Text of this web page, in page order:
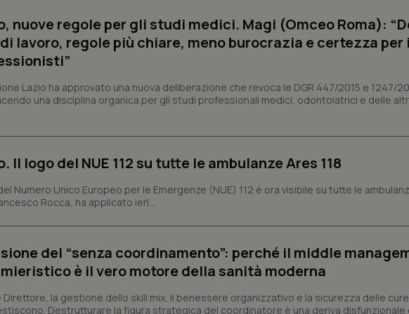
nuove regole per gli studi medici. Magi (Omceo Roma):
lavoro, regole più chiare, meno burocrazia e certezza per i
Lazio ha approvato una nuova deliberazione che revoca le DGR 447/2015 e 1247/
una disciplina organica per gli studi professionali medici, odontoiatrici e delle
Il logo del NUE 112 su tutte le ambulanze Ares 118
Numero Unico Europeo per le Emergenze (NUE) 112 è ora visibile su tutte le
Rocca, ha applicato ieri...
del “senza coordinamento”: perché il middle
è il vero motore della sanità moderna
Direttore, la gestione dello skill mix, il benessere organizzativo e la sicurezza delle
Destrutturare la figura strategica del coordinatore è una deriva disfunzionale
Nome
Fornitore/ Dominio Scadenza
Descrizione
VISITOR_PRIVACY_METADATA
YouTube
5 mesi 4
Questo cookie viene utilizzato
impostazioni sulla privacy,
preferenze siano onorate nelle
sui cookie dei visitatori. È
tracking-sites-ironfish-
tracking-enable
settimane
2 giorni
abilitare il sistema di tracking
session-id
settimane
assegnare un identificatore
_ga
Google LLC
.quotidianosanita.it
1 anno 1
mese
Questo nome di cookie è
Universal Analytics, che è un
significativo del servizio di
per distinguere utenti unici
generato in modo casuale come